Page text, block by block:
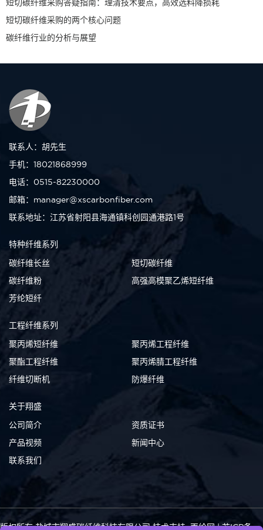
短切碳纤维采购答疑指南：理清技术要点，高效选料降损耗
短切碳纤维采购的两个核心问题
碳纤维行业的分析与展望
联系人：胡先生
手机：18021868999
电话：0515-82230000
邮箱：manager@xscarbonfiber.com
联系地址：江苏省射阳县海通镇科创园通港路1号
特种纤维系列
碳纤维长丝
短切碳纤维
碳纤维粉
高强高模聚乙烯短纤维
芳纶短纤
工程纤维系列
聚丙烯短纤维
聚丙烯工程纤维
聚酯工程纤维
聚丙烯腈工程纤维
纤维切断机
防爆纤维
关于翔盛
公司简介
资质证书
产品视频
新闻中心
联系我们
版权所有 盐城市翔盛碳纤维科技有限公司技术支持: 丙纶网|苏ICP备